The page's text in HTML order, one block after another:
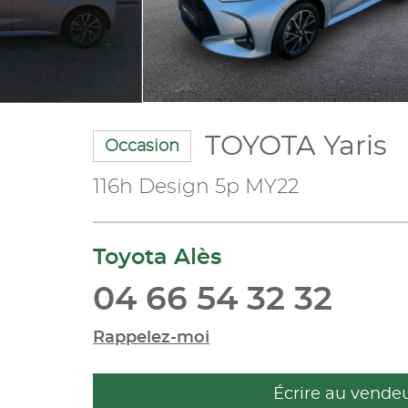
Occasion TOYOTA Yaris
116h Design 5p MY22
Toyota Alès
04 66 54 32 32
Rappelez-moi
Écrire au